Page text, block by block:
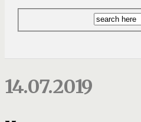
14.07.2019